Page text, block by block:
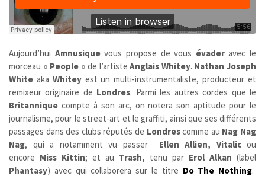
Aujourd’hui Amnusiquevous propose de vous évaderavec le
morceau « People » de l’artisteAnglais Whitey. Nathan Joseph
White aka Whiteyest un multi-instrumentaliste, producteur et
remixeur originaire de Londres. Parmi les autres cordes que le
Britannique compte à son arc, on notera son aptitude pour le
journalisme, pour le street-art et le graffiti, ainsi que ses différents
passages dans des clubs réputés de Londrescomme au Nag Nag
Nag, qui a notamment vu passer Ellen Allien, Vitalic ou
encore Miss Kittin; et au Trash, tenu par Erol Alkan (label
Phantasy) avec qui collaborera sur le titre Do The Nothing.